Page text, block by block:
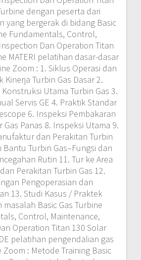
dengan peserta dari
yang bergerak di bidang Basic
Fundamentals, Control,
Dan Operation Titan
MATERI pelatihan dasar-dasar
Zoom : 1. Siklus Operasi dan
Kinerja Turbin Gas Dasar 2.
Utama Turbin Gas 3.
Servis GE 4. Praktik Standar
6. Inspeksi Pembakaran
Panas 8. Inspeksi Utama 9.
dan Perakitan Turbin
Bantu Turbin Gas–Fungsi dan
Rutin 11. Tur ke Area
Perakitan Turbin Gas 12.
Pengoperasian dan
13. Studi Kasus / Praktek
masalah Basic Gas Turbine
Control, Maintenance,
Operation Titan 130 Solar
pelatihan pengendalian gas
: Metode Training Basic